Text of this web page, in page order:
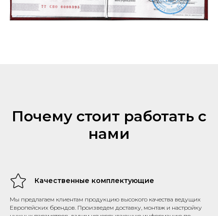
Почему стоит работать с
нами
Качественные комплектующие
Мы предлагаем клиентам продукцию высокого качества ведущих
Европейских брендов. Произведем доставку, монтаж и настройку